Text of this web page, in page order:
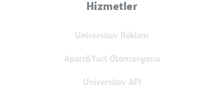
Hizmetler
Universitev Reklam
Apart&Yurt Otomasyonu
Universitev API